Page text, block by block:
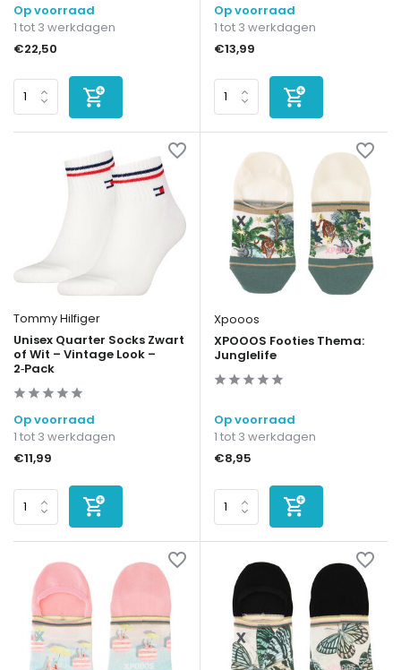
Op voorraad
1 tot 3 werkdagen
€22,50
Op voorraad
1 tot 3 werkdagen
€13,99
Tommy Hilfiger
Unisex Quarter Socks Zwart
of Wit – Vintage Look –
2‑Pack
Op voorraad
1 tot 3 werkdagen
€11,99
Xpooos
XPOOOS Footies Thema:
Junglelife
Op voorraad
1 tot 3 werkdagen
€8,95